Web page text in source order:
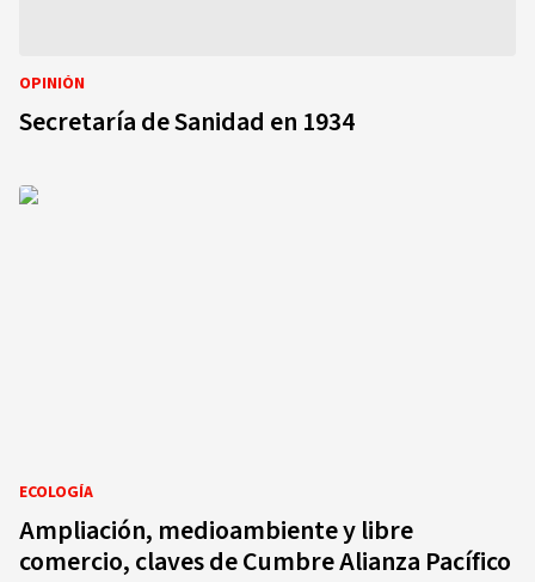
OPINIÓN
Secretaría de Sanidad en 1934
ECOLOGÍA
Ampliación, medioambiente y libre
comercio, claves de Cumbre Alianza Pacífico